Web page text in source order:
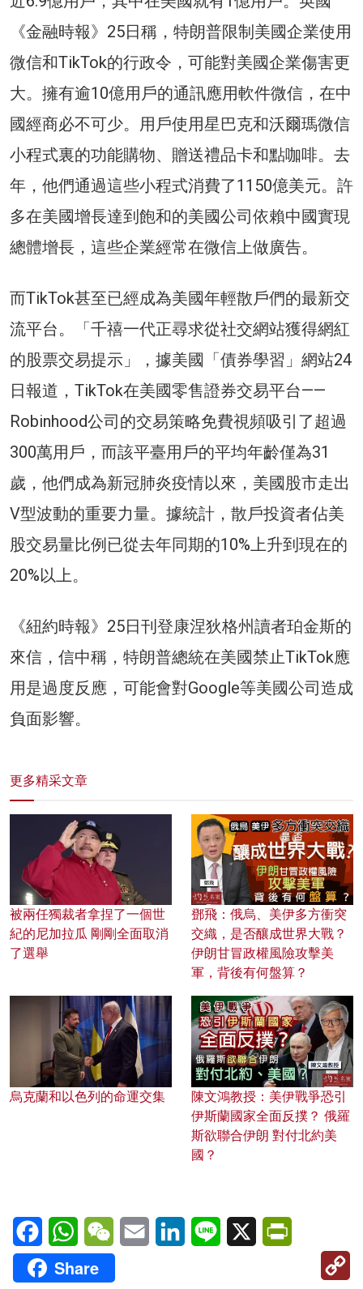
《金融時報》25日稱，特朗普限制美國企業使用
微信和TikTok的行政令，可能對美國企業傷害更
大。擁有逾10億用戶的通訊應用軟件微信，在中
國經商必不可少。用戶使用星巴克和沃爾瑪微信
小程式裏的功能購物、贈送禮品卡和點咖啡。去
年，他們通過這些小程式消費了1150億美元。許
多在美國增長達到飽和的美國公司依賴中國實現
總體增長，這些企業經常在微信上做廣告。
而TikTok甚至已經成為美國年輕散戶們的最新交
流平台。「千禧一代正尋求從社交網站獲得網紅
的股票交易提示」，據美國「債券學習」網站24
日報道，TikTok在美國零售證券交易平台——
Robinhood公司的交易策略免費視頻吸引了超過
300萬用戶，而該平臺用戶的平均年齡僅為31
歲，他們成為新冠肺炎疫情以來，美國股市走出
V型波動的重要力量。據統計，散戶投資者佔美
股交易量比例已從去年同期的10%上升到現在的
20%以上。
《紐約時報》25日刊登康涅狄格州讀者珀金斯的
來信，信中稱，特朗普總統在美國禁止TikTok應
用是過度反應，可能會對Google等美國公司造成
負面影響。
更多精采文章
被兩任獨裁者拿捏了一個世
紀的尼加拉瓜 剛剛全面取消
了選舉
鄧飛：俄烏、美伊多方衝突
交織，是否釀成世界大戰？
伊朗甘冒政權風險攻擊美
軍，背後有何盤算？
烏克蘭和以色列的命運交集
陳文鴻教授：美伊戰爭恐引
伊斯蘭國家全面反撲？ 俄羅
斯欲聯合伊朗 對付北約美
國？
FacebookWhatsAppWeChatEmail LinkedInLine X
Share